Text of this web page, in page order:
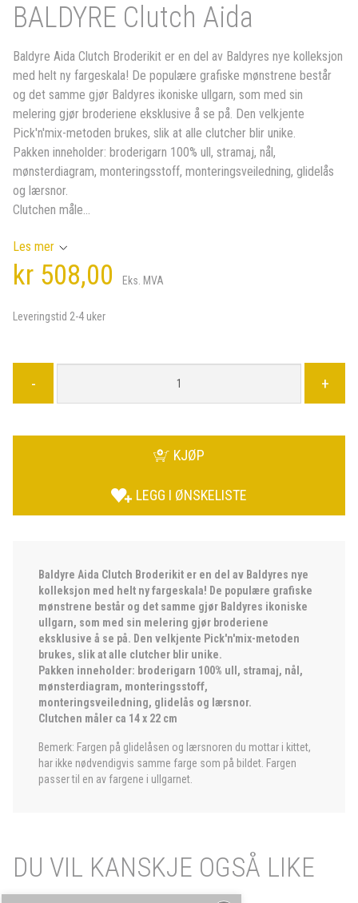
BALDYRE Clutch Aida
Baldyre Aida Clutch Broderikit er en del av Baldyres nye kolleksjon
med helt ny fargeskala! De populære grafiske mønstrene består
og det samme gjør Baldyres ikoniske ullgarn, som med sin
melering gjør broderiene eksklusive å se på. Den velkjente
Pick'n'mix-metoden brukes, slik at alle clutcher blir unike.
Pakken inneholder: broderigarn 100% ull, stramaj, nål,
mønsterdiagram, monteringsstoff, monteringsveiledning, glidelås
og lærsnor.
Clutchen måle...
Les mer
kr 508,00 Eks. MVA
Leveringstid 2-4 uker
- +
KJØP
LEGG I ØNSKELISTE
Baldyre Aida Clutch Broderikit er en del av Baldyres nye
kolleksjon med helt ny fargeskala! De populære grafiske
mønstrene består og det samme gjør Baldyres ikoniske
ullgarn, som med sin melering gjør broderiene
eksklusive å se på. Den velkjente Pick'n'mix-metoden
brukes, slik at alle clutcher blir unike.
Pakken inneholder: broderigarn 100% ull, stramaj, nål,
mønsterdiagram, monteringsstoff,
monteringsveiledning, glidelås og lærsnor.
Clutchen måler ca 14 x 22 cm
Bemerk: Fargen på glidelåsen og lærsnoren du mottar i kittet,
har ikke nødvendigvis samme farge som på bildet. Fargen
passer til en av fargene i ullgarnet.
DU VIL KANSKJE OGSÅ LIKE